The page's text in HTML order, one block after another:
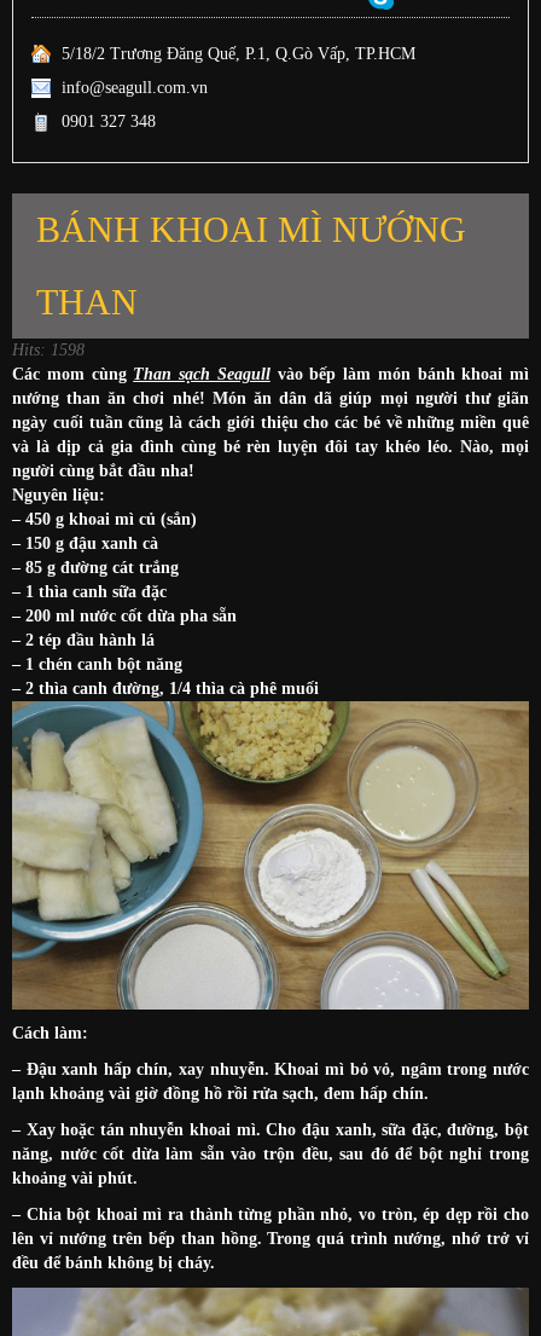
5/18/2 Trương Đăng Quế, P.1, Q.Gò Vấp, TP.HCM
info@seagull.com.vn
0901 327 348
BÁNH KHOAI MÌ NƯỚNG
THAN
Hits: 1598
Các mom cùng Than sạch Seagullvào bếp làm món bánh khoai mì
nướng than ăn chơi nhé! Món ăn dân dã giúp mọi người thư giãn
ngày cuối tuần cũng là cách giới thiệu cho các bé về những miền quê
và là dịp cả gia đình cùng bé rèn luyện đôi tay khéo léo. Nào, mọi
người cùng bắt đầu nha!
Nguyên liệu:
– 450 g khoai mì củ (sắn)
– 150 g đậu xanh cà
– 85 g đường cát trắng
– 1 thìa canh sữa đặc
– 200 ml nước cốt dừa pha sẵn
– 2 tép đầu hành lá
– 1 chén canh bột năng
– 2 thìa canh đường, 1/4 thìa cà phê muối
Cách làm:
– Đậu xanh hấp chín, xay nhuyễn. Khoai mì bỏ vỏ, ngâm trong nước
lạnh khoảng vài giờ đồng hồ rồi rửa sạch, đem hấp chín.
– Xay hoặc tán nhuyễn khoai mì. Cho đậu xanh, sữa đặc, đường, bột
năng, nước cốt dừa làm sẵn vào trộn đều, sau đó để bột nghỉ trong
khoảng vài phút.
– Chia bột khoai mì ra thành từng phần nhỏ, vo tròn, ép dẹp rồi cho
lên vỉ nướng trên bếp than hồng. Trong quá trình nướng, nhớ trở vỉ
đều để bánh không bị cháy.